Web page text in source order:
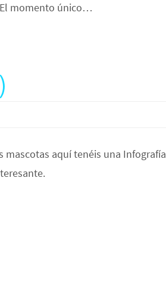
El momento único…
mascotas aquí tenéis una Infografía